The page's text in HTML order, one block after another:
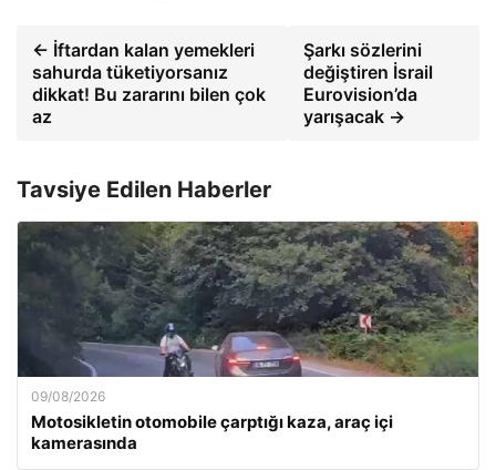
← İftardan kalan yemekleri
sahurda tüketiyorsanız
dikkat! Bu zararını bilen çok
az
Şarkı sözlerini
değiştiren İsrail
Eurovision’da
yarışacak →
Tavsiye Edilen Haberler
09/08/2026
Motosikletin otomobile çarptığı kaza, araç içi
kamerasında